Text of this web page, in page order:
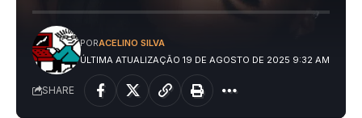
ÚLTIMA ATUALIZAÇÃO 19 DE AGOSTO DE 2025 9:32 AM
PORACELINO SILVA
SHARE